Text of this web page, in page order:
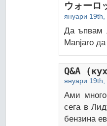
ウォーロ
януари
Да ъпвам
Manjaro
Q&A
януари
Ами
сега в
бензина